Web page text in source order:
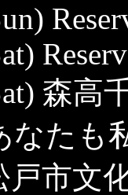
森高
なたも
市文